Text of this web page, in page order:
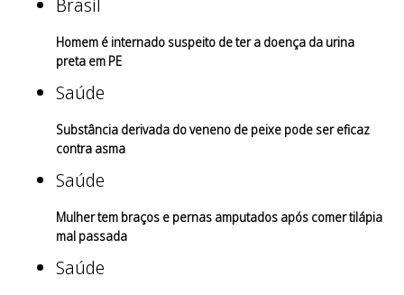
Brasil
Homem é internado suspeito de ter a doença da urina
preta em PE
Saúde
Substância derivada do veneno de peixe pode ser eficaz
contra asma
Saúde
Mulher tem braços e pernas amputados após comer tilápia
mal passada
Saúde